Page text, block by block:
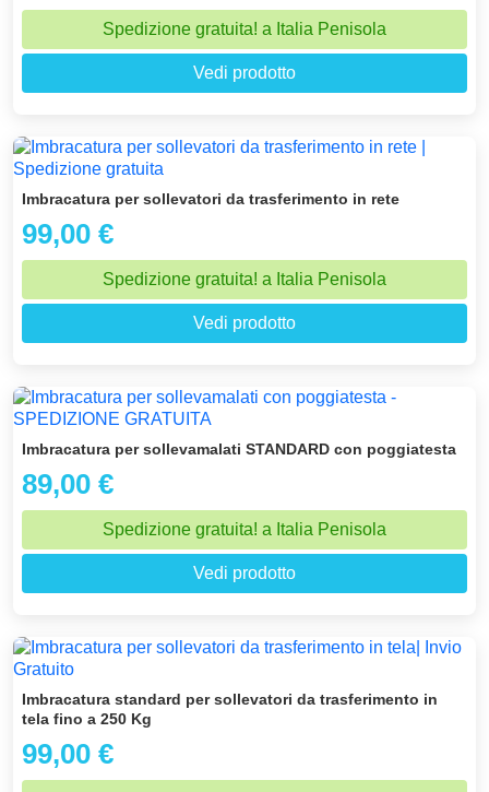
Spedizione gratuita! a Italia Penisola
Vedi prodotto
Imbracatura per sollevatori da trasferimento in rete
99,00 €
Spedizione gratuita! a Italia Penisola
Vedi prodotto
Imbracatura per sollevamalati STANDARD con poggiatesta
89,00 €
Spedizione gratuita! a Italia Penisola
Vedi prodotto
Imbracatura standard per sollevatori da trasferimento in
tela fino a 250 Kg
99,00 €